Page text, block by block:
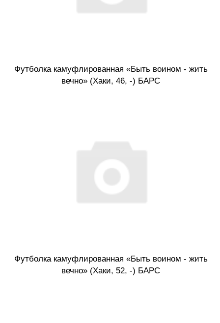
Футболка камуфлированная «Быть воином - жить
вечно» (Хаки, 46, -) БАРС
Футболка камуфлированная «Быть воином - жить
вечно» (Хаки, 52, -) БАРС